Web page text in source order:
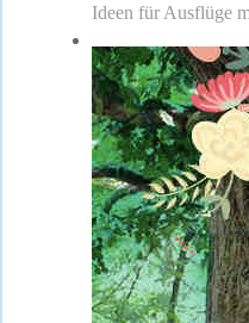
Ideen für Ausflüge